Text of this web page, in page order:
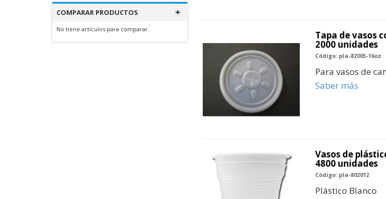
COMPARAR PRODUCTOS
No tiene artículos para comparar.
Tapa de vasos
2000 unidades
Código: pla-82005-16oz
Para vasos de
Saber más
Vasos de
4800 unidades
Código: pla-802012
Plástico Blanco